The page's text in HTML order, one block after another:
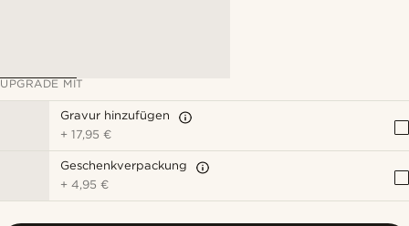
UPGRADE MIT
Gravur hinzufügen
+17,95 €
Geschenkverpackung
+4,95 €